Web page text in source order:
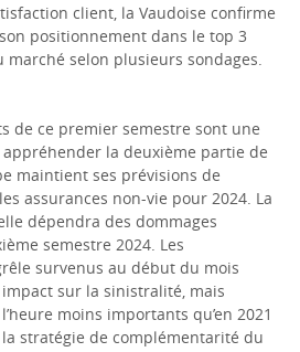
client, la Vaudoise confirme
positionnement dans le top 3
marché selon plusieurs sondages.
de ce premier semestre sont une
la deuxième partie de
maintient ses prévisions de
assurances non-vie pour 2024. La
dépendra des dommages
semestre 2024. Les
survenus au début du mois
sur la sinistralité, mais
moins importants qu’en 2021
stratégie de complémentarité du